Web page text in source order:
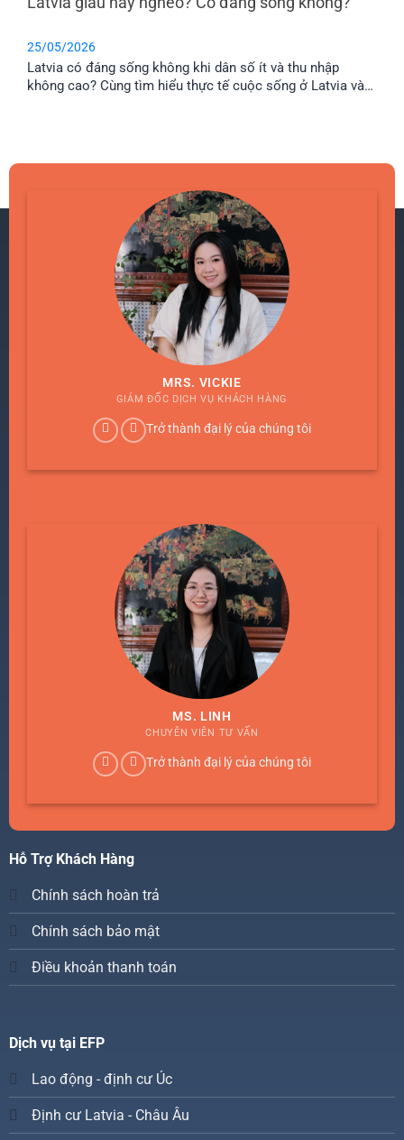
25/05/2026
Latvia có đáng sống không khi dân số ít và thu nhập
không cao? Cùng tìm hiểu thực tế cuộc sống ở Latvia và
MRS. VICKIE
GIÁM ĐỐC DỊCH VỤ KHÁCH HÀNG
Trở thành đại lý của chúng tôi
MS. LINH
CHUYÊN VIÊN TƯ VẤN
Trở thành đại lý của chúng tôi
Hỗ Trợ Khách Hàng
Chính sách hoàn trả
Chính sách bảo mật
Điều khoản thanh toán
Dịch vụ tại EFP
Lao động - định cư Úc
Định cư Latvia - Châu Âu